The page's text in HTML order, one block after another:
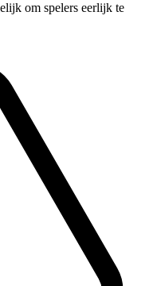
om spelers eerlijk te